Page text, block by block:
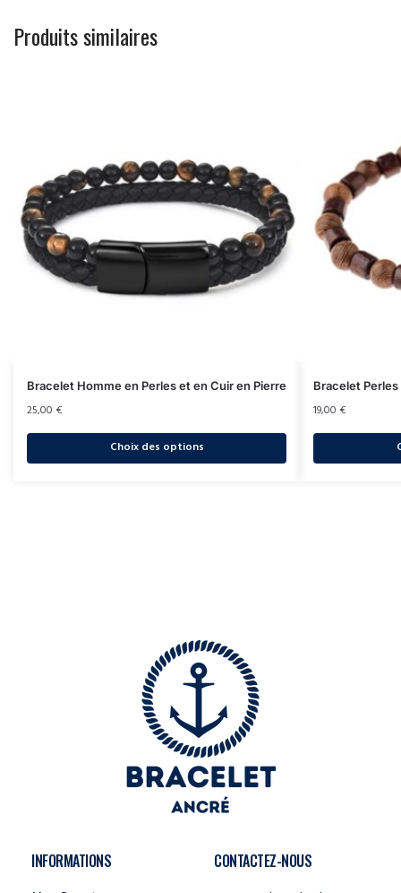
Produits similaires
Bracelet Homme en Perles et en Cuir en Pierre
25,00 €
Choix des options
Bracelet
19,00 €
INFORMATIONS CONTACTEZ-NOUS